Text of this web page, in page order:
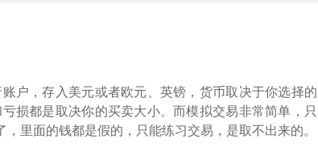
户，存入美元或者欧元、英镑，货币取决于你选择的
损都是取决你的买卖大小。而模拟交易非常简单，只
里面的钱都是假的，只能练习交易，是取不出来的。